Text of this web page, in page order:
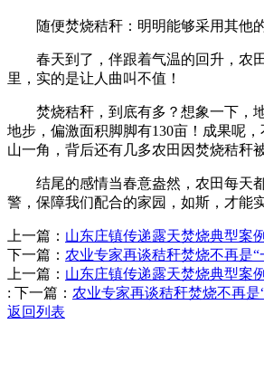
随便焚烧秸秆：明明能够采用其他的
春天到了，伴跟着气温的回升，农田
里，实的是让人曲叫不值！
焚烧秸秆，到底有多？想象一下，地
地步，偏激面积脚脚有130亩！成果呢
山一角，背后还有几多农田因焚烧秸秆
结尾的感情当春意盎然，农田每天都
警，保障我们配合的家园，如斯，才能
上一篇： 山东庄镇传递露天焚烧典型案例
下一篇： 农业专家再谈秸秆焚烧不再是“
上一篇： 山东庄镇传递露天焚烧典型案例
: 下一篇： 农业专家再谈秸秆焚烧不再是
返回列表